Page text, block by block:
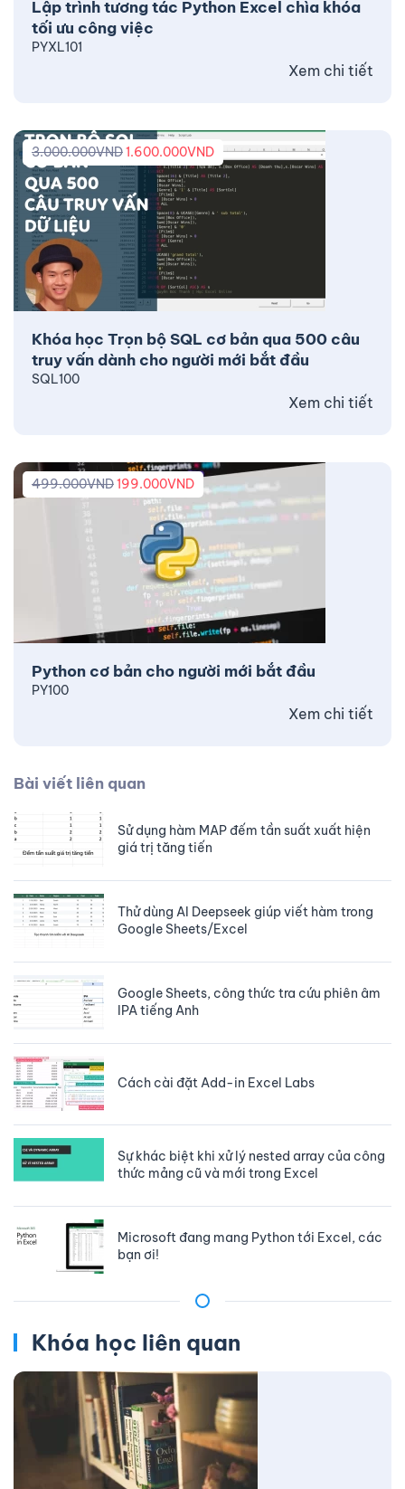
Lập trình tương tác Python Excel chìa khóa
tối ưu công việc
PYXL101
Xem chi tiết
Khóa học Trọn bộ SQL cơ bản qua 500 câu
truy vấn dành cho người mới bắt đầu
3.000.000VND1.600.000VND
SQL100
Xem chi tiết
Python cơ bản cho người mới bắt đầu
499.000VND199.000VND
PY100
Xem chi tiết
Bài viết liên quan
Sử dụng hàm MAP đếm tần suất xuất hiện
giá trị tăng tiến
Thử dùng AI Deepseek giúp viết hàm trong
Google Sheets/Excel
Google Sheets, công thức tra cứu phiên âm
IPA tiếng Anh
Cách cài đặt Add-in Excel Labs
Sự khác biệt khi xử lý nested array của công
thức mảng cũ và mới trong Excel
Microsoft đang mang Python tới Excel, các
bạn ơi!
Khóa học liên quan